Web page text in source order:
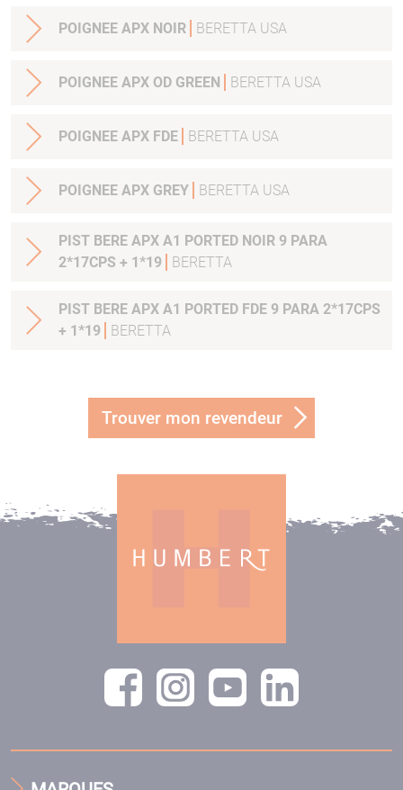
POIGNEE APX NOIR BERETTA USA
POIGNEE APX OD GREEN BERETTA USA
POIGNEE APX FDE BERETTA USA
POIGNEE APX GREY BERETTA USA
PIST BERE APX A1 PORTED NOIR 9 PARA
2*17CPS + 1*19
BERETTA
PIST BERE APX A1 PORTED FDE 9 PARA 2*17CPS
+ 1*19
BERETTA
Trouver mon revendeur